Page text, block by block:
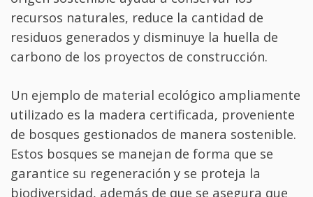
recursos naturales, reduce la cantidad de
residuos generados y disminuye la huella de
carbono de los proyectos de construcción.
Un ejemplo de material ecológico ampliamente
utilizado es la madera certificada, proveniente
de bosques gestionados de manera sostenible.
Estos bosques se manejan de forma que se
garantice su regeneración y se proteja la
biodiversidad, además de que se asegura que